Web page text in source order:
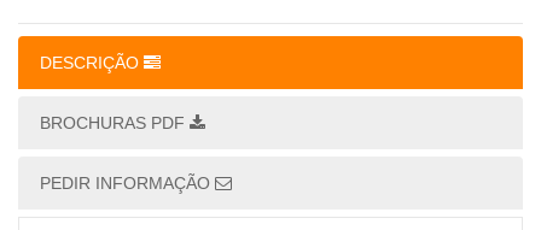
DESCRIÇÃO
BROCHURAS PDF
PEDIR INFORMAÇÃO